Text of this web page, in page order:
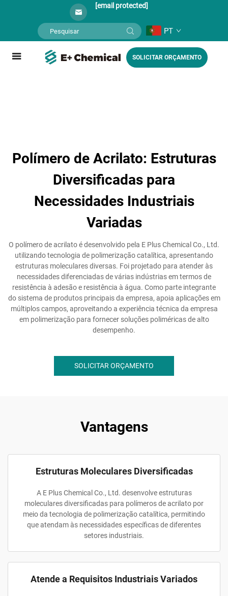
[email protected]
PT
SOLICITAR ORÇAMENTO
Polímero de Acrilato: Estruturas
Diversificadas para
Necessidades Industriais
Variadas
O polímero de acrilato é desenvolvido pela E Plus Chemical Co., Ltd.
utilizando tecnologia de polimerização catalítica, apresentando
estruturas moleculares diversas. Foi projetado para atender às
necessidades diferenciadas de várias indústrias em termos de
resistência à adesão e resistência à água. Como parte integrante
do sistema de produtos principais da empresa, apoia aplicações em
múltiplos campos, aproveitando a experiência técnica da empresa
em polimerização para fornecer soluções poliméricas de alto
desempenho.
SOLICITAR ORÇAMENTO
Vantagens
Estruturas Moleculares Diversificadas
A E Plus Chemical Co., Ltd. desenvolve estruturas
moleculares diversificadas para polímeros de acrilato por
meio da tecnologia de polimerização catalítica, permitindo
que atendam às necessidades específicas de diferentes
setores industriais.
Atende a Requisitos Industriais Variados